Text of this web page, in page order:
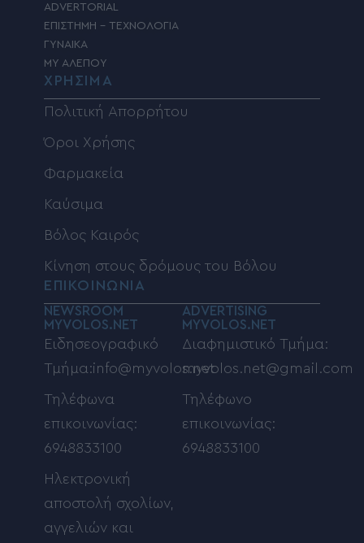
ADVERTORIAL
ΕΠΙΣΤΗΜΗ – ΤΕΧΝΟΛΟΓΙΑ
ΓΥΝΑΙΚΑ
MY ΑΛΕΠΟΥ
ΧΡΗΣΙΜΑ
Πολιτική Απορρήτου
Όροι Χρήσης
Φαρμακεία
Καύσιμα
Βόλος Καιρός
Κίνηση στους δρόμους του Βόλου
ΕΠΙΚΟΙΝΩΝΙΑ
NEWSROOM
MYVOLOS.NET
Ειδησεογραφικό
Τμήμα:info@myvolos.net
Τηλέφωνα
επικοινωνίας:
6948833100
Ηλεκτρονική
αποστολή σχολίων,
αγγελιών και
ADVERTISING
MYVOLOS.NET
Διαφημιστικό Τμήμα:
myvolos.net@gmail.com
Τηλέφωνο
επικοινωνίας:
6948833100